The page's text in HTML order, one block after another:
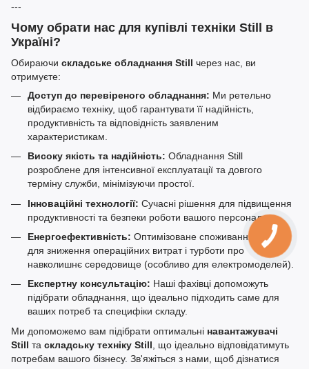
---
Чому обрати нас для купівлі техніки Still в
Україні?
Обираючи складське обладнання Still через нас, ви
отримуєте:
Доступ до перевіреного обладнання: Ми ретельно
відбираємо техніку, щоб гарантувати її надійність,
продуктивність та відповідність заявленим
характеристикам.
Високу якість та надійність: Обладнання Still
розроблене для інтенсивної експлуатації та довгого
терміну служби, мінімізуючи простої.
Інноваційні технології: Сучасні рішення для підвищення
продуктивності та безпеки роботи вашого персоналу.
Енергоефективність: Оптимізоване споживання енергії
для зниження операційних витрат і турботи про
навколишнє середовище (особливо для електромоделей).
Експертну консультацію: Наші фахівці допоможуть
підібрати обладнання, що ідеально підходить саме для
ваших потреб та специфіки складу.
Ми допоможемо вам підібрати оптимальні навантажувачі
Still та складську техніку Still , що ідеально відповідатимуть
потребам вашого бізнесу. Зв'яжіться з нами, щоб дізнатися